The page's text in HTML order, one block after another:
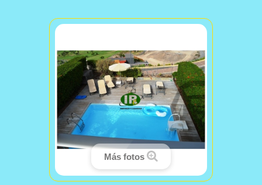
Más fotos